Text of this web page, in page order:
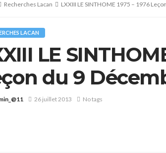
Recherches Lacan LXXIII LE SINTHOME 1975 – 1976
LACAN
LE
du 9
26 juillet 2013 No tags